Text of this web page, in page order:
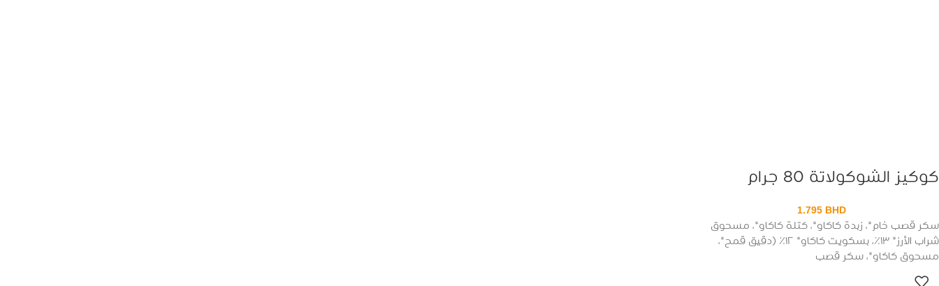
كوكيز الشوكولاتة 80 جرام
1.795 BHD
سكر قصب خام*، زبدة كاكاو*، كتلة كاكاو*، مسحوق
شراب الأرز* ١٣٪، بسكويت كاكاو* ١٢٪ (دقيق قمح*،
مسحوق كاكاو*، سكر قصب